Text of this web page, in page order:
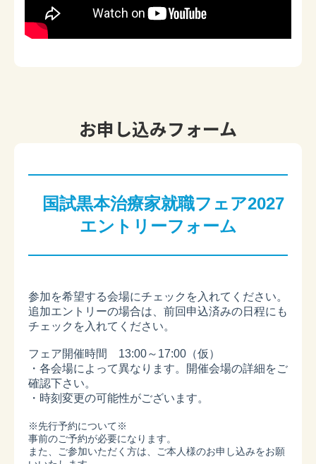
どこを回れば良いか分からなかったのですが、コン
シェルジュブースで相談して、効率よく回れまし
た。
ただいた企業が3社もあった。
(20代 柔道整復師・広島会場参加学生)
お申し込みフォーム